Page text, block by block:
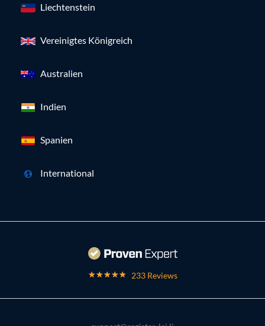
Liechtenstein
Vereinigtes Königreich
Australien
Indien
Spanien
International
233 Reviews